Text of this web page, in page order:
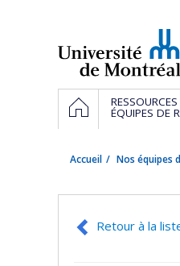
Navigation
principale
ACCUEIL
ÉQUIPES DE
Accueil Nos équipes
Retour à la